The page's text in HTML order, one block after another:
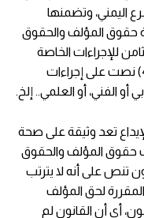
اليمني، وتضمنها
2012 بشأن حماية حقوق المؤلف والحقوق
للإجراءات الخاصة
بالتسجيل والإيداع للمصنف، فالمادة (49) نصت على إجراءات
الفني، أو العلمي.. إلخ.
شهادة الإيداع تعد وثيقة على صحة
حقوق المؤلف والحقوق
رقم (55) من القانون تنص على أنه لا يترتب
المقررة لحق المؤلف
أي أن القانون لم